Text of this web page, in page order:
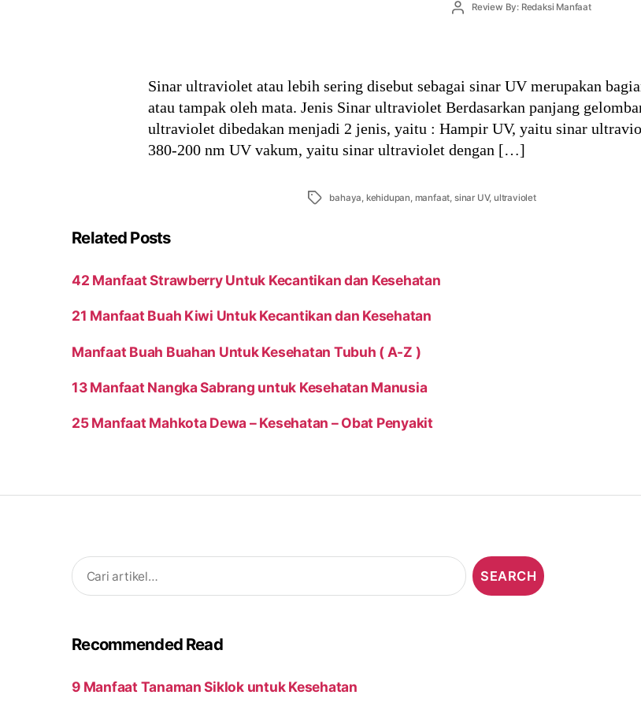
PostReview By: Redaksi Manfaat
Sinar ultraviolet atau lebih sering disebut sebagai sinar UV merupakan
atau tampak oleh mata. Jenis Sinar ultraviolet Berdasarkan panjang
ultraviolet dibedakan menjadi 2 jenis, yaitu : Hampir UV, yaitu sinar
380-200 nm UV vakum, yaitu sinar ultraviolet dengan […]
Tags bahaya kehidupan manfaat sinar UV, ultraviolet
Related Posts
42 Manfaat Strawberry Untuk Kecantikan dan Kesehatan
21 Manfaat Buah Kiwi Untuk Kecantikan dan Kesehatan
Manfaat Buah Buahan Untuk Kesehatan Tubuh ( A-Z )
13 Manfaat Nangka Sabrang untuk Kesehatan Manusia
25 Manfaat Mahkota Dewa – Kesehatan – Obat Penyakit
Search
for:
Recommended Read
9 Manfaat Tanaman Siklok untuk Kesehatan